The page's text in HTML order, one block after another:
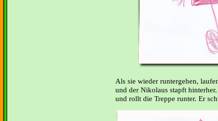
Als sie wieder runtergehen,
und der Nikolaus stapft
und rollt die Treppe runter. Er